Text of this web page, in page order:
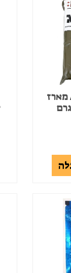
טבק לעיסה AFZAL מארז